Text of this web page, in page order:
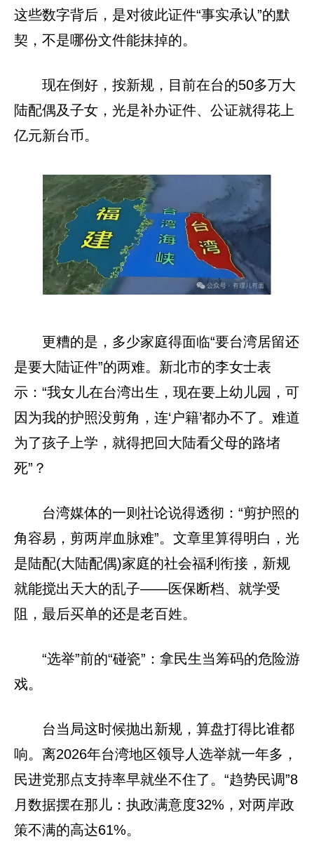
这些数字背后，是对彼此证件“事实承认”的默
契，不是哪份文件能抹掉的。
现在倒好，按新规，目前在台的50多万大
陆配偶及子女，光是补办证件、公证就得花上
亿元新台币。
更糟的是，多少家庭得面临“要台湾居留还
是要大陆证件”的两难。新北市的李女士表
示：“我女儿在台湾出生，现在要上幼儿园，可
因为我的护照没剪角，连‘户籍’都办不了。难道
为了孩子上学，就得把回大陆看父母的路堵
死”？
台湾媒体的一则社论说得透彻：“剪护照的
角容易，剪两岸血脉难”。文章里算得明白，光
是陆配(大陆配偶)家庭的社会福利衔接，新规
就能搅出天大的乱子——医保断档、就学受
阻，最后买单的还是老百姓。
“选举”前的“碰瓷”：拿民生当筹码的危险游
戏。
台当局这时候抛出新规，算盘打得比谁都
响。离2026年台湾地区领导人选举就一年多，
民进党那点支持率早就坐不住了。“趋势民调”8
月数据摆在那儿：执政满意度32%，对两岸政
策不满的高达61%。